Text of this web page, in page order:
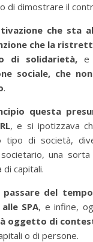
la
di dimostrare il
che sta
che la
di solidarietà,e
sociale, che
.
questa
, e si ipotizzava
tipo di società,
una
di capitali.
passare del
SPA, e infine,
oggetto di
o di persone.